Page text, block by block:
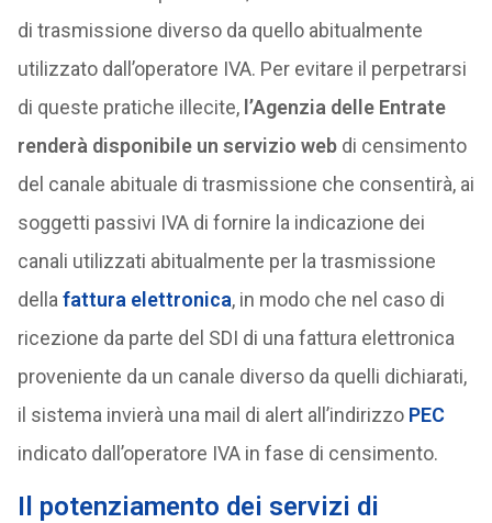
di trasmissione diverso da quello abitualmente
utilizzato dall’operatore IVA. Per evitare il perpetrarsi
di queste pratiche illecite, l’Agenzia delle Entrate
renderà disponibile un servizio webdi censimento
del canale abituale di trasmissione che consentirà, ai
soggetti passivi IVA di fornire la indicazione dei
canali utilizzati abitualmente per la trasmissione
della fattura elettronica, in modo che nel caso di
ricezione da parte del SDI di una fattura elettronica
proveniente da un canale diverso da quelli dichiarati,
il sistema invierà una mail di alert all’indirizzo PEC
indicato dall’operatore IVA in fase di censimento.
Il potenziamento dei servizi di